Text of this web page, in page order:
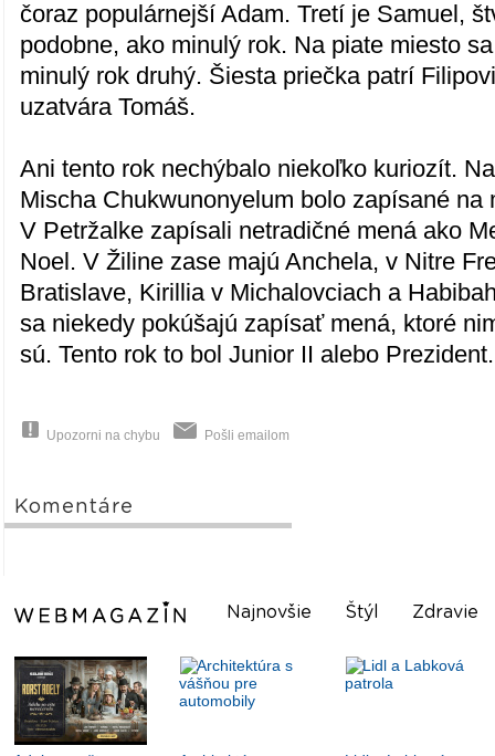
čoraz populárnejší Adam. Tretí je Samuel,
podobne, ako minulý rok. Na piate miesto
minulý rok druhý. Šiesta priečka patrí
uzatvára Tomáš.
Ani tento rok nechýbalo niekoľko kuriozít.
Mischa Chukwunonyelum bolo zapísané na
V Petržalke zapísali netradičné mená ako
Noel. V Žiline zase majú Anchela, v Nitre
Bratislave, Kirillia v Michalovciach a
sa niekedy pokúšajú zapísať mená, ktoré
sú. Tento rok to bol Junior II alebo Prezident.
Upozorni na chybu Pošli emailom
Komentáre
Najnovšie Štýl Zdravie